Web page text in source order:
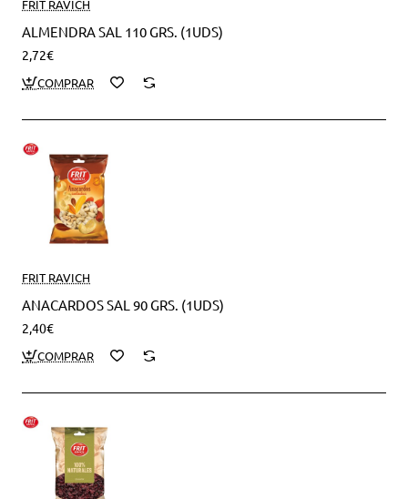
FRIT RAVICH
ALMENDRA SAL 110 GRS. (1UDS)
2,72€
FRIT RAVICH
ANACARDOS SAL 90 GRS. (1UDS)
2,40€